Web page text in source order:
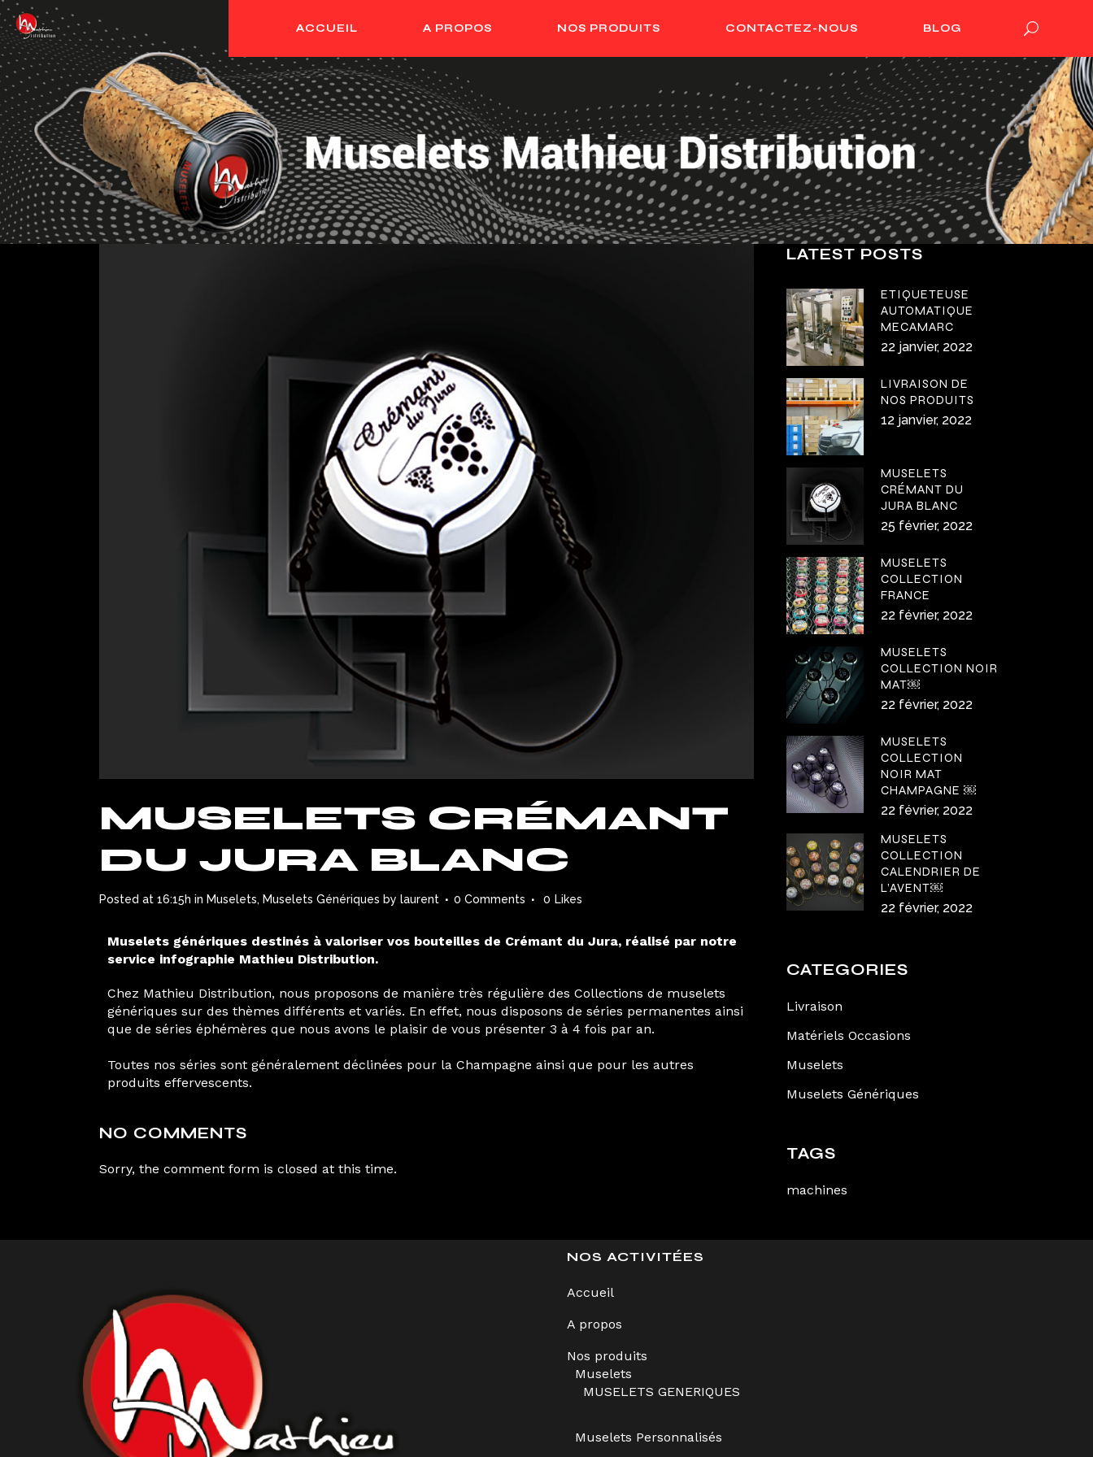
ACCUEIL A PROPOS NOS PRODUITS CONTACTEZ-NOUS BLOG
MUSELETS CRÉMANT
DU JURA BLANC
Posted at 16:15h in Muselets, Muselets Génériques by laurent 0 Comments 0 Likes
Muselets génériques destinés à valoriser vos bouteilles de Crémant du Jura, réalisé par notre
service infographie Mathieu Distribution.
Chez Mathieu Distribution, nous proposons de manière très régulière des Collections de muselets
génériques sur des thèmes différents et variés. En effet, nous disposons de séries permanentes ainsi
que de séries éphémères que nous avons le plaisir de vous présenter 3 à 4 fois par an.
Toutes nos séries sont généralement déclinées pour la Champagne ainsi que pour les autres
produits effervescents.
NO COMMENTS
Sorry, the comment form is closed at this time.
LATEST POSTS
ETIQUETEUSE
AUTOMATIQUE
MECAMARC
22 janvier, 2022
LIVRAISON DE
NOS PRODUITS
12 janvier, 2022
MUSELETS
CRÉMANT DU
JURA BLANC
25 février, 2022
MUSELETS
COLLECTION
FRANCE
22 février, 2022
MUSELETS
COLLECTION NOIR
MAT￼
22 février, 2022
MUSELETS
COLLECTION
NOIR MAT
CHAMPAGNE ￼
22 février, 2022
MUSELETS
COLLECTION
CALENDRIER DE
L’AVENT￼
22 février, 2022
CATEGORIES
Livraison
Matériels Occasions
Muselets
Muselets Génériques
TAGS
machines
NOS ACTIVITÉES
Accueil
A propos
Nos produits
Muselets
MUSELETS GENERIQUES
Muselets Personnalisés